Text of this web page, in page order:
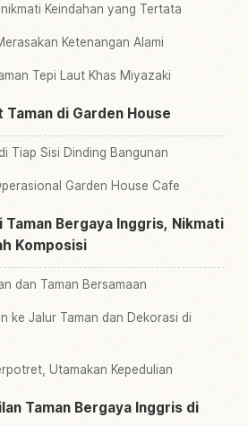
Keindahan yang Tertata
Ketenangan Alami
Tepi Laut Khas Miyazaki
Taman di Garden House
Tiap Sisi Dinding Bangunan
Garden House Cafe
Bergaya Inggris, Nikmati
Komposisi
dan Taman Bersamaan
ke Jalur Taman dan Dekorasi di
Utamakan Kepedulian
Taman Bergaya Inggris di